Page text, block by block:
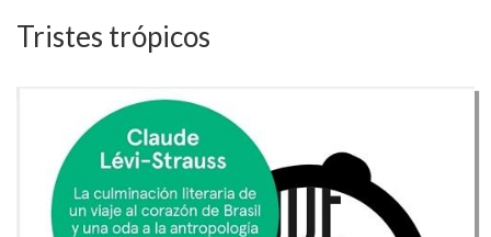
Tristes trópicos